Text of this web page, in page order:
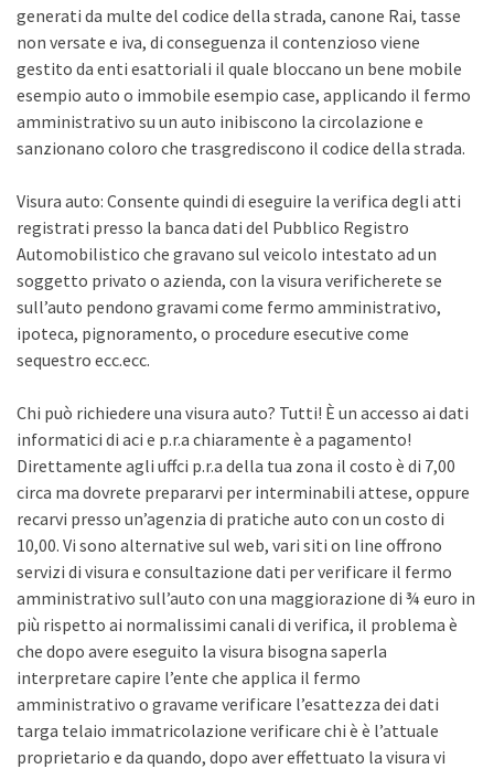
generati da multe del codice della strada, canone Rai, tasse
non versate e iva, di conseguenza il contenzioso viene
gestito da enti esattoriali il quale bloccano un bene mobile
esempio auto o immobile esempio case, applicando il fermo
amministrativo su un auto inibiscono la circolazione e
sanzionano coloro che trasgrediscono il codice della strada.
Visura auto: Consente quindi di eseguire la verifica degli atti
registrati presso la banca dati del Pubblico Registro
Automobilistico che gravano sul veicolo intestato ad un
soggetto privato o azienda, con la visura verificherete se
sull’auto pendono gravami come fermo amministrativo,
ipoteca, pignoramento, o procedure esecutive come
sequestro ecc.ecc.
Chi può richiedere una visura auto? Tutti! È un accesso ai dati
informatici di aci e p.r.a chiaramente è a pagamento!
Direttamente agli uffci p.r.a della tua zona il costo è di 7,00
circa ma dovrete prepararvi per interminabili attese, oppure
recarvi presso un’agenzia di pratiche auto con un costo di
10,00. Vi sono alternative sul web, vari siti on line offrono
servizi di visura e consultazione dati per verificare il fermo
amministrativo sull’auto con una maggiorazione di ¾ euro in
più rispetto ai normalissimi canali di verifica, il problema è
che dopo avere eseguito la visura bisogna saperla
interpretare capire l’ente che applica il fermo
amministrativo o gravame verificare l’esattezza dei dati
targa telaio immatricolazione verificare chi è è l’attuale
proprietario e da quando, dopo aver effettuato la visura vi